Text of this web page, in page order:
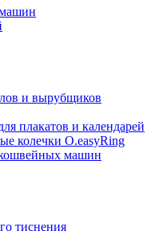
и вырубщиков
плакатов и календарей
колечки O.easyRing
машин
тиснения